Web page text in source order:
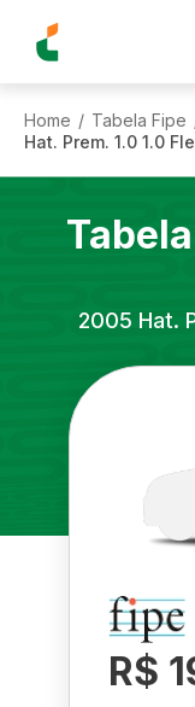
Home / Tabela Fipe
Hat. Prem. 1.0 1.0
2005 Hat.
R$